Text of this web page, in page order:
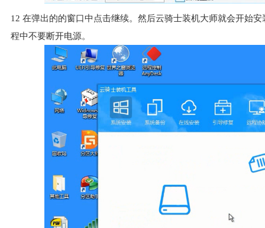
12 在弹出的的窗口中点击继续。然后云骑士装机大师就会开始
程中不要断开电源。